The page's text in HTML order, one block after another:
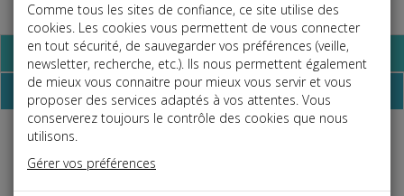
Base documentaire
Dépêches
Liste des dernières dépêches
Comme tous les sites de confiance, ce site utilise des
cookies. Les cookies vous permettent de vous connecter
en tout sécurité, de sauvegarder vos préférences (veille,
newsletter, recherche, etc.). Ils nous permettent également
de mieux vous connaitre pour mieux vous servir et vous
proposer des services adaptés à vos attentes. Vous
conserverez toujours le contrôle des cookies que nous
utilisons.
Gérer vos préférences